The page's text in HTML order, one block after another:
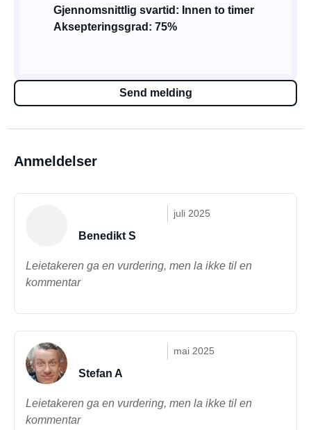
Gjennomsnittlig svartid: Innen to timer
Aksepteringsgrad: 75%
Send melding
Anmeldelser
juli 2025
Benedikt S
Leietakeren ga en vurdering, men la ikke til en
kommentar
mai 2025
Stefan A
Leietakeren ga en vurdering, men la ikke til en
kommentar